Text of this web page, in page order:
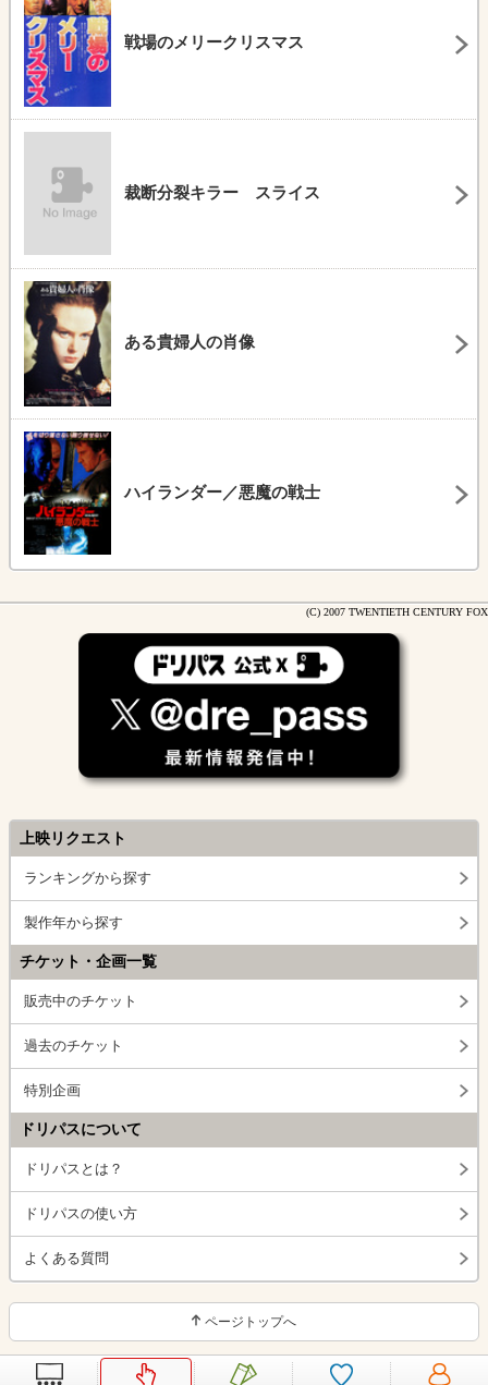
戦場のメリークリスマス
裁断分裂キラー スライス
ある貴婦人の肖像
ハイランダー／悪魔の戦士
(C) 2007 TWENTIETH CENTURY FOX
上映リクエスト
ランキングから探す
製作年から探す
チケット・企画一覧
販売中のチケット
過去のチケット
特別企画
ドリパスについて
ドリパスとは？
ドリパスの使い方
よくある質問
ページトップへ